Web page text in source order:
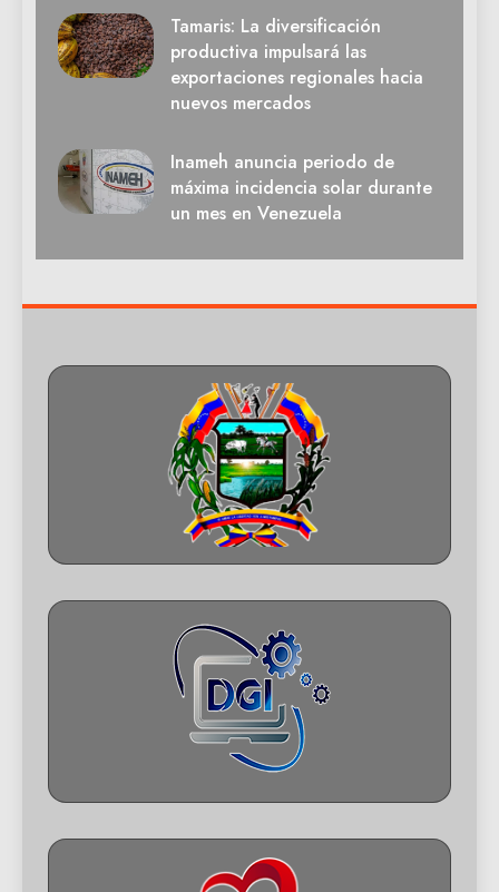
Tamaris: La diversificación
productiva impulsará las
exportaciones regionales hacia
nuevos mercados
Inameh anuncia periodo de
máxima incidencia solar durante
un mes en Venezuela